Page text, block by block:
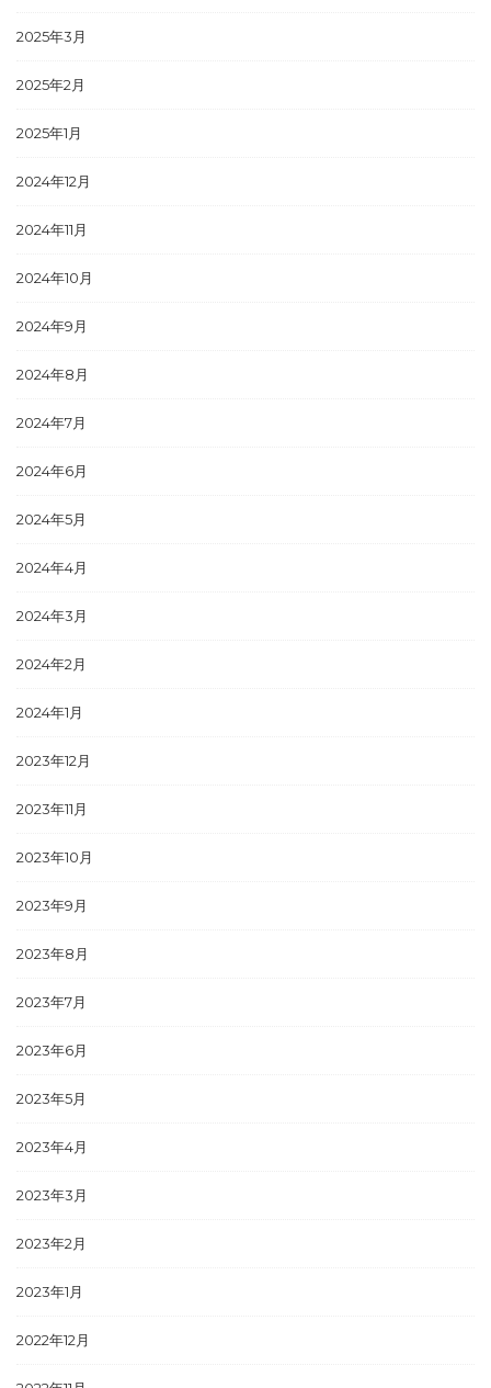
2025年3月
2025年2月
2025年1月
2024年12月
2024年11月
2024年10月
2024年9月
2024年8月
2024年7月
2024年6月
2024年5月
2024年4月
2024年3月
2024年2月
2024年1月
2023年12月
2023年11月
2023年10月
2023年9月
2023年8月
2023年7月
2023年6月
2023年5月
2023年4月
2023年3月
2023年2月
2023年1月
2022年12月